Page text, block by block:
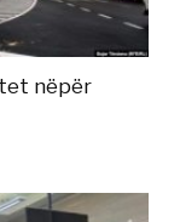
nëpër